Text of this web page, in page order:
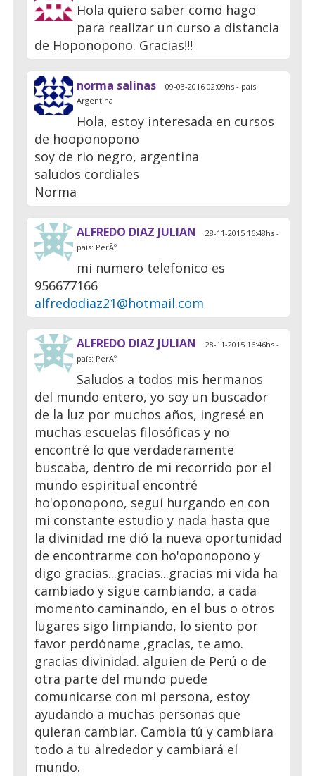
Hola quiero saber como hago
para realizar un curso a distancia
de Hoponopono. Gracias!!!
norma salinas 09-03-2016 02:09hs - país:
Argentina
Hola, estoy interesada en cursos
de hooponopono
soy de rio negro, argentina
saludos cordiales
Norma
ALFREDO DIAZ JULIAN 28-11-2015 16:48hs -
país: PerÃº
mi numero telefonico es
956677166
alfredodiaz21@hotmail.com
ALFREDO DIAZ JULIAN 28-11-2015 16:46hs -
país: PerÃº
Saludos a todos mis hermanos
del mundo entero, yo soy un buscador
de la luz por muchos años, ingresé en
muchas escuelas filosóficas y no
encontré lo que verdaderamente
buscaba, dentro de mi recorrido por el
mundo espiritual encontré
ho'oponopono, seguí hurgando en con
mi constante estudio y nada hasta que
la divinidad me dió la nueva oportunidad
de encontrarme con ho'oponopono y
digo gracias...gracias...gracias mi vida ha
cambiado y sigue cambiando, a cada
momento caminando, en el bus o otros
lugares sigo limpiando, lo siento por
favor perdóname ,gracias, te amo.
gracias divinidad. alguien de Perú o de
otra parte del mundo puede
comunicarse con mi persona, estoy
ayudando a muchas personas que
quieran cambiar. Cambia tú y cambiara
todo a tu alrededor y cambiará el
mundo.